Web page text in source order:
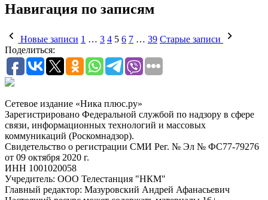
Навигация по записям
Новые записи 1 … 3 4 5 6 7 … 39 Старые записи
Поделиться:
Сетевое издание «Ника плюс.ру»
Зарегистрировано Федеральной службой по надзору в сфере
связи, информационных технологий и массовых
коммуникаций (Роскомнадзор).
Свидетельство о регистрации СМИ Рег. № Эл № ФС77-79276
от 09 октября 2020 г.
ИНН 1001020058
Учредитель: ООО Телестанция "НКМ"
Главный редактор: Мазуровский Андрей Афанасьевич